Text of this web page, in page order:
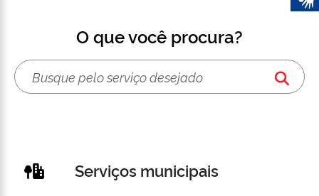
O que você procura?
Serviços municipais